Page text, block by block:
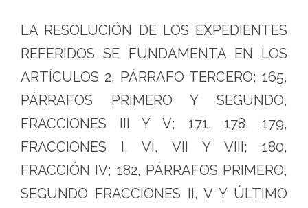
LA RESOLUCIÓN DE LOS EXPEDIENTES
REFERIDOS SE FUNDAMENTA EN LOS
ARTÍCULOS 2, PÁRRAFO TERCERO; 165,
PÁRRAFOS PRIMERO Y SEGUNDO,
FRACCIONES III Y V; 171, 178, 179,
FRACCIONES I, VI, VII Y VIII; 180,
FRACCIÓN IV; 182, PÁRRAFOS PRIMERO,
SEGUNDO FRACCIONES II, V Y ÚLTIMO